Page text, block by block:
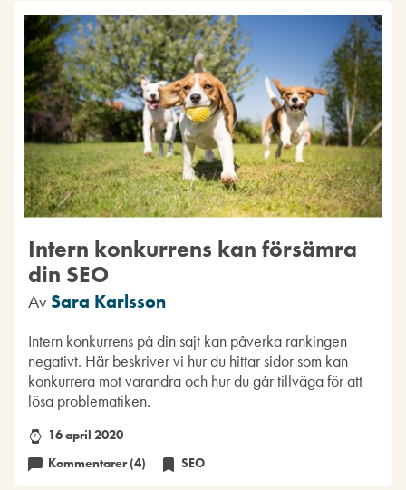
Intern konkurrens kan försämra
din SEO
Av Sara Karlsson
Intern konkurrens på din sajt kan påverka rankingen
negativt. Här beskriver vi hur du hittar sidor som kan
konkurrera mot varandra och hur du går tillväga för att
lösa problematiken.
16 april 2020
Kommentarer (4)
SEO